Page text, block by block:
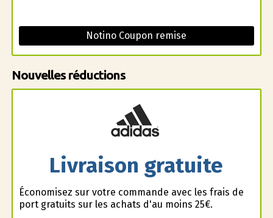
Notino Coupon remise
Nouvelles réductions
Livraison gratuite
Économisez sur votre commande avec les frais de
port gratuits sur les achats d'au moins 25€.